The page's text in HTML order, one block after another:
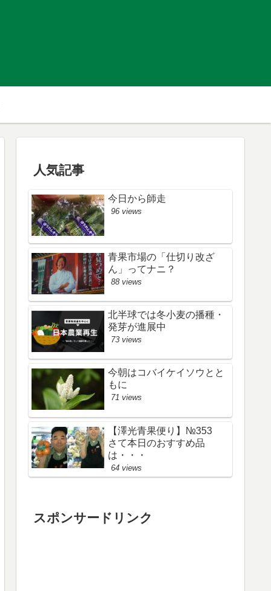
人気記事
今日から師走
96 views
青果市場の「仕切り改ざ
ん」ってナニ？
88 views
北半球では冬小麦の播種・
発芽が進展中
73 views
今朝はコバイケイソウとと
もに
71 views
【澤光青果便り】№353
さて本日のおすすめ品
は・・・
64 views
スポンサードリンク